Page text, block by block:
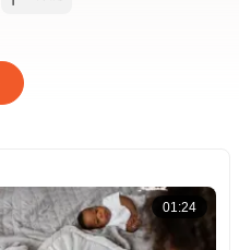
01:24